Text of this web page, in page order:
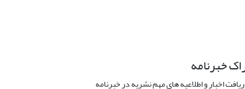
خبرنامه
اخبار و اطلاعیه های مهم نشریه در خبرنامه